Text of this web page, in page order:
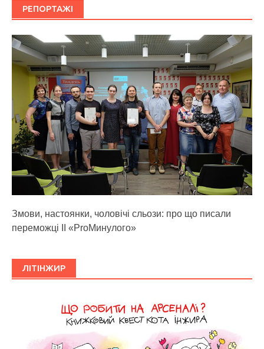
РЕПОРТАЖІ
Змови, настоянки, чоловічі сльози: про що писали
переможці ІІ «ProМинулого»
ЛІТІНЖИР